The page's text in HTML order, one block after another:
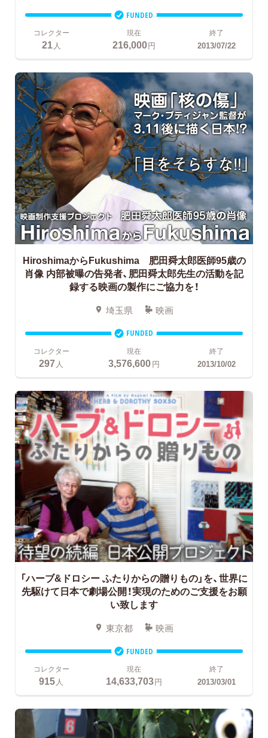
FUNDED
コレクター
21人
現在
216,000円
終了
2013/07/22
HiroshimaからFukushima 肥田舜太郎医師95歳の
肖像内部被曝の告発者、肥田舜太郎先生の活動を記
録する映画の製作にご協力を！
埼玉県 映画
FUNDED
コレクター
297人
現在
3,576,600円
終了
2013/10/02
「ハーブ&ドロシー ふたりからの贈りもの」を、世界に
先駆けて日本で劇場公開！実現のためのご支援をお願
い致します
東京都 映画
FUNDED
コレクター
915人
現在
14,633,703円
終了
2013/03/01